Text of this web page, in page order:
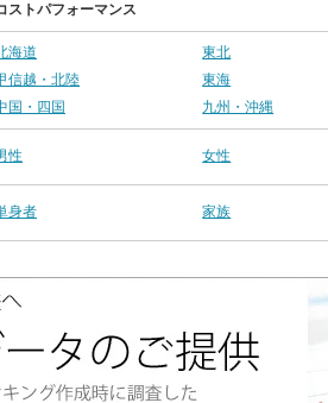
ストパフォーマンス
海道 東北
信越・北陸
東海
国・四国
九州・沖縄
性 女性
身者 家族